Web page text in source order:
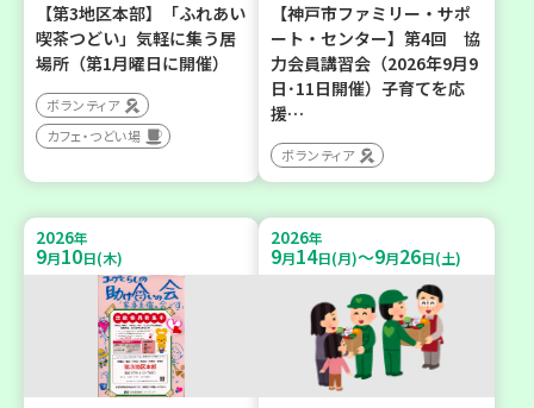
【第3地区本部】「ふれあい
喫茶つどい」気軽に集う居
場所（第1月曜日に開催）
ボランティア
カフェ・つどい場
【神戸市ファミリー・サポ
ート・センター】第4回 協
力会員講習会（2026年9月9
日･11日開催）子育てを応
援…
ボランティア
2026年
9月10日(木)
2026年
9月14日(月)～9月26日(土)